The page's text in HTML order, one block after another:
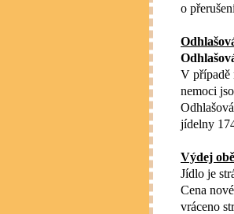
o
V případě
nemoci
jídelny
Výdej
Jídlo je
Cena
vráceno